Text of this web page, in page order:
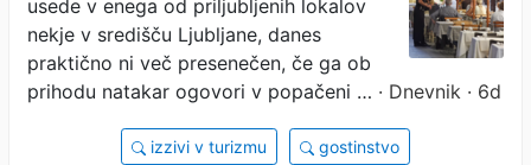
usede v enega od priljubljenih lokalov
nekje v središču Ljubljane, danes
praktično ni več presenečen, če ga ob
prihodu natakar ogovori v popačeni … · Dnevnik · 6d
izzivi v turizmu gostinstvo